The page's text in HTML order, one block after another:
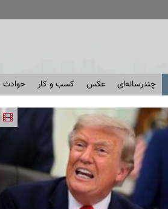
چندرسانه‌ای عکس کسب و کار حوادث